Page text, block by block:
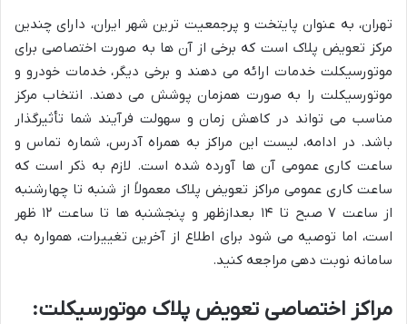
تهران، به عنوان پایتخت و پرجمعیت ترین شهر ایران، دارای چندین
مرکز تعویض پلاک است که برخی از آن ها به صورت اختصاصی برای
موتورسیکلت خدمات ارائه می دهند و برخی دیگر، خدمات خودرو و
موتورسیکلت را به صورت همزمان پوشش می دهند. انتخاب مرکز
مناسب می تواند در کاهش زمان و سهولت فرآیند شما تأثیرگذار
باشد. در ادامه، لیست این مراکز به همراه آدرس، شماره تماس و
ساعت کاری عمومی آن ها آورده شده است. لازم به ذکر است که
ساعت کاری عمومی مراکز تعویض پلاک معمولاً از شنبه تا چهارشنبه
از ساعت ۷ صبح تا ۱۴ بعدازظهر و پنجشنبه ها تا ساعت ۱۲ ظهر
است، اما توصیه می شود برای اطلاع از آخرین تغییرات، همواره به
سامانه نوبت دهی مراجعه کنید.
مراکز اختصاصی تعویض پلاک موتورسیکلت: